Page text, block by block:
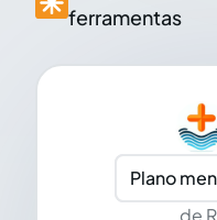
ferramentas
Plano
de